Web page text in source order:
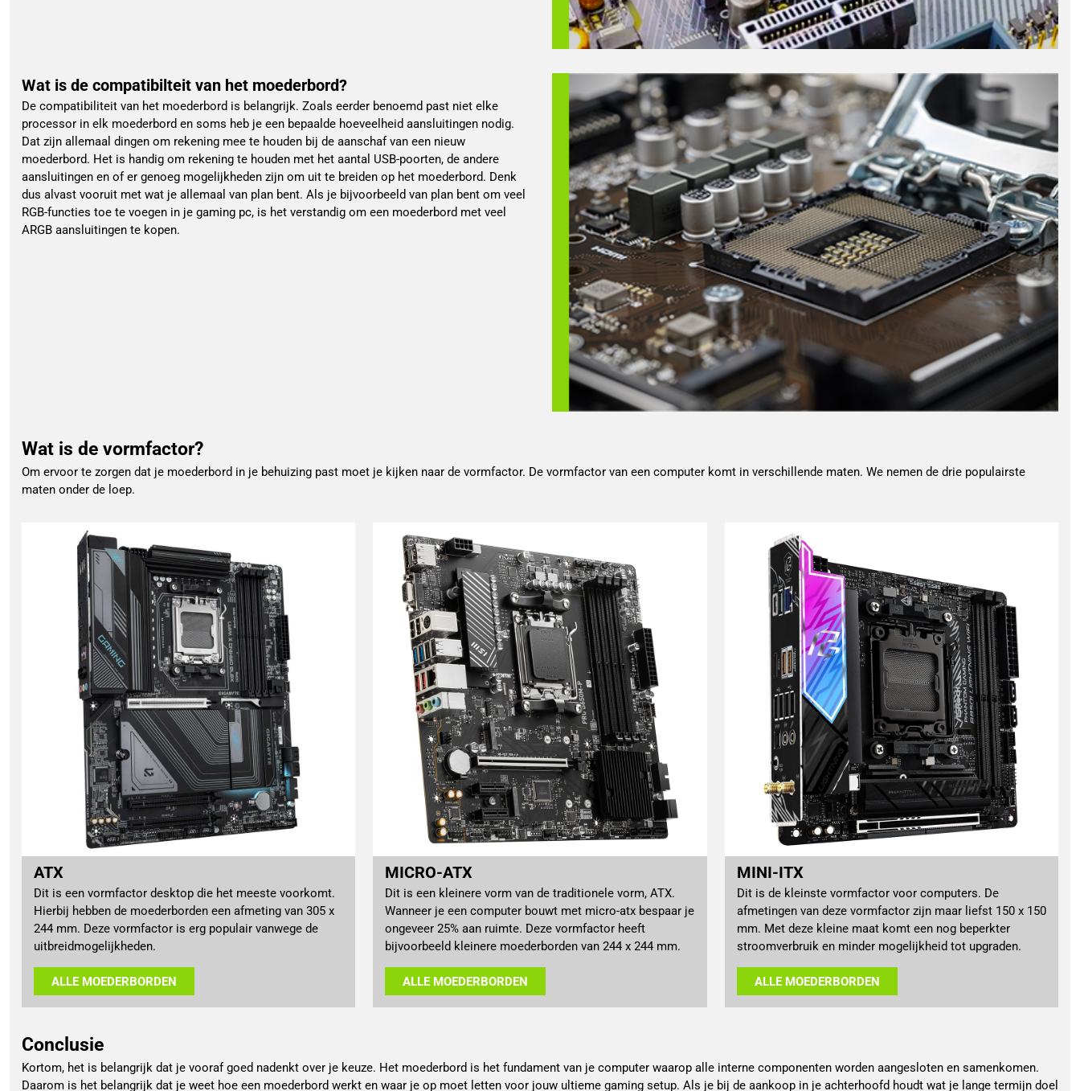
Wat is de compatibilteit van het moederbord?
De compatibiliteit van het moederbord is belangrijk. Zoals eerder benoemd past niet elke
processor in elk moederbord en soms heb je een bepaalde hoeveelheid aansluitingen nodig.
Dat zijn allemaal dingen om rekening mee te houden bij de aanschaf van een nieuw
moederbord. Het is handig om rekening te houden met het aantal USB-poorten, de andere
aansluitingen en of er genoeg mogelijkheden zijn om uit te breiden op het moederbord. Denk
dus alvast vooruit met wat je allemaal van plan bent. Als je bijvoorbeeld van plan bent om veel
RGB-functies toe te voegen in je gaming pc, is het verstandig om een moederbord met veel
ARGB aansluitingen te kopen.
Wat is de vormfactor?
Om ervoor te zorgen dat je moederbord in je behuizing past moet je kijken naar de vormfactor. De vormfactor van een computer komt in verschillende maten. We nemen de drie populairste
maten onder de loep.
ATX
Dit is een vormfactor desktop die het meeste voorkomt.
Hierbij hebben de moederborden een afmeting van 305 x
244 mm. Deze vormfactor is erg populair vanwege de
uitbreidmogelijkheden.
ALLE MOEDERBORDEN
MICRO-ATX
Dit is een kleinere vorm van de traditionele vorm, ATX.
Wanneer je een computer bouwt met micro-atx bespaar je
ongeveer 25% aan ruimte. Deze vormfactor heeft
bijvoorbeeld kleinere moederborden van 244 x 244 mm.
ALLE MOEDERBORDEN
MINI-ITX
Dit is de kleinste vormfactor voor computers. De
afmetingen van deze vormfactor zijn maar liefst 150 x 150
mm. Met deze kleine maat komt een nog beperkter
stroomverbruik en minder mogelijkheid tot upgraden.
ALLE MOEDERBORDEN
Conclusie
Kortom, het is belangrijk dat je vooraf goed nadenkt over je keuze. Het moederbord is het fundament van je computer waarop alle interne componenten worden aangesloten en samenkomen.
Daarom is het belangrijk dat je weet hoe een moederbord werkt en waar je op moet letten voor jouw ultieme gaming setup. Als je bij de aankoop in je achterhoofd houdt wat je lange termijn doel